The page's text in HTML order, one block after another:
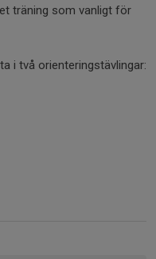
träning som vanligt för
i två orienteringstävlingar: